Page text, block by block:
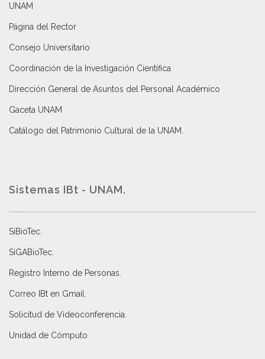
UNAM
Página del Rector
Consejo Universitario
Coordinación de la Investigación Científica
Dirección General de Asuntos del Personal Académico
Gaceta UNAM
Catálogo del Patrimonio Cultural de la UNAM.
Sistemas IBt - UNAM.
SiBioTec
SiGABioTec.
Registro Interno de Personas
Correo IBt en Gmail
Solicitud de Videoconferencia.
Unidad de Cómputo